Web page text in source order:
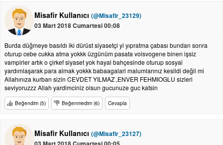
Misafir Kullanıcı (@Misafir_23129)
03 Mart 2018 Cumartesi 00:08
Burda düğmeye basıldı iki dürüst siyasetçi yi yıpratma çabası bundan sonra
oturup cebe cukka atma yokkk üzgünüm pasata volsvogene binen işsiz
vampirler artık o çirkef siyaset yok hayal bahçesinde oturup sosyal
yardımlaşarak para almak yokkk babaagalari malumlarınız kesildi değil mi
Allahınıza kurban sizin CEVDET YILMAZ ,ENVER FEHMIOGLU sizleri
seviyoruzzz Allah yardimciniz olsun gucunuze guc katsin
Beğendim (5) Beğenmedim (6) Cevapla
Misafir Kullanıcı (@Misafir_23127)